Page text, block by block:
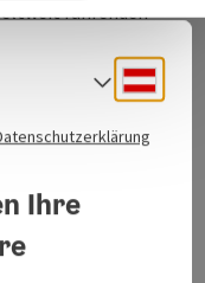
führenden
ist Fischer
hochwertigen
unvergessliche
Wintersportler
beschäftigt
und
Ihre